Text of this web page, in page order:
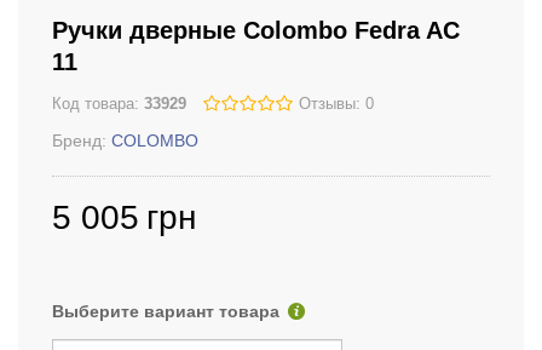
Ручки дверные Colombo Fedra AC
11
Код товара: 33929 Отзывы: 0
Бренд: COLOMBO
5 005 грн
Выберите вариант товара